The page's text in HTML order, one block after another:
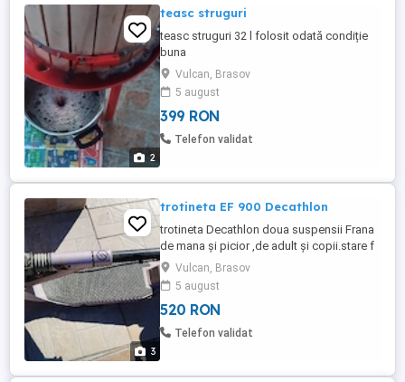
2
teasc struguri
teasc struguri 32 l folosit odată condiție
buna
Vulcan, Brasov
5 august
399 RON
Telefon validat
3
trotineta EF 900 Decathlon
trotineta Decathlon doua suspensii Frana
de mana și picior ,de adult și copii.stare f
bunaVulcan, Brasov
5 august
520 RON
Telefon validat